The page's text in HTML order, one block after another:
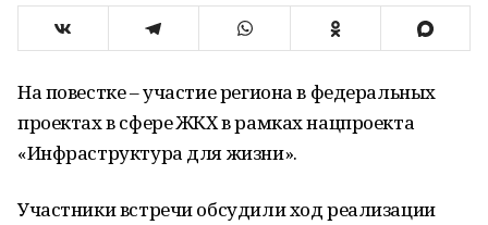
На повестке – участие региона в федеральных
проектах в сфере ЖКХ в рамках нацпроекта
«Инфраструктура для жизни».
Участники встречи обсудили ход реализации